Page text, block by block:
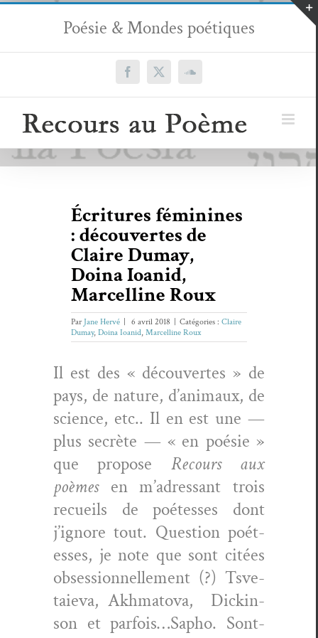
Passer
contenu
Poésie & Mondes poétiques
Facebook
X SoundCloud
Écritures féminines
: découvertes de
Claire Dumay,
Doina Ioanid,
Marcelline Roux
Par Jane Hervé 6 avril 2018 Catégories : Claire
Dumay, Doina Ioanid, Marcelline Roux
Il est des « décou­vertes » de
pays, de nature, d’animaux, de
sci­ence, etc.. Il en est une —
plus secrète — « en poésie »
que pro­pose Recours aux
poèmesen m’adressant trois
recueils de poét­esses dont
j’ignore tout. Ques­tion poét­
esses, je note que sont citées
obses­sion­nelle­ment (?) Tsve­
taie­va, Akhma­to­va,
Dick­in­
son et parfois…Sapho. Sont-